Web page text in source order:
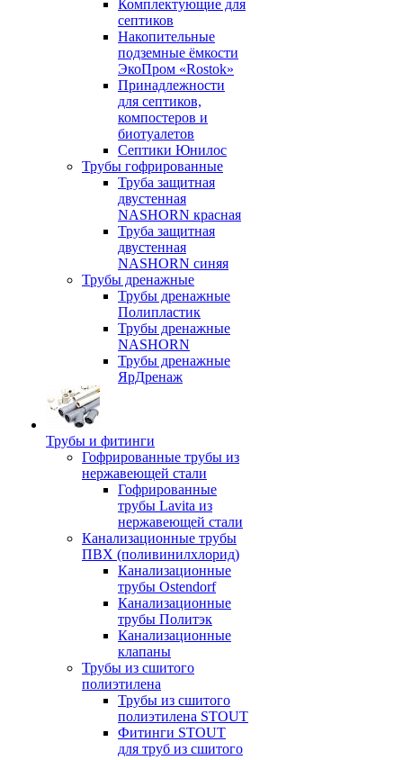
Комплектующие для
септиков
Накопительные
подземные ёмкости
ЭкоПром «Rostok»
Принадлежности
для септиков,
компостеров и
биотуалетов
Септики Юнилос
Трубы гофрированные
Труба защитная
двустенная
NASHORN красная
Труба защитная
двустенная
NASHORN синяя
Трубы дренажные
Трубы дренажные
Полипластик
Трубы дренажные
NASHORN
Трубы дренажные
ЯрДренаж
Трубы и фитинги
Гофрированные трубы из
нержавеющей стали
Гофрированные
трубы Lavita из
нержавеющей стали
Канализационные трубы
ПВХ (поливинилхлорид)
Канализационные
трубы Ostendorf
Канализационные
трубы Политэк
Канализационные
клапаны
Трубы из сшитого
полиэтилена
Трубы из сшитого
полиэтилена STOUT
Фитинги STOUT
для труб из сшитого